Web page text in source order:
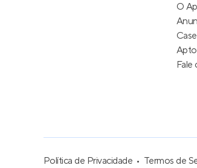
O
Fale
Política de Privacidade Termos de